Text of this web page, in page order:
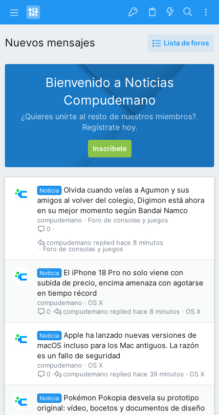
Nuevos mensajes Lista de foros
Bienvenido a Noticias
Compudemano
¿Quieres unirte al resto de nuestros miembros?.
Regístrate hoy.
Inscríbete
Noticia
Olvida cuando veías a Agumon y sus
amigos al volver del colegio, Digimon está ahora
en su mejor momento según Bandai Namco
compudemano
Foro de consolas y juegos
0
Foro de consolas y juegos
hace 8 minutos
compudemano
Noticia
El iPhone 18 Pro no solo viene con
subida de precio, encima amenaza con agotarse
en tiempo récord
compudemano
OS X
0
OS X
hace 8 minutos
compudemano
Noticia
Apple ha lanzado nuevas versiones de
macOS incluso para los Mac antiguos. La razón
es un fallo de seguridad
compudemano
OS X
0
OS X
hace 39 minutos
compudemano
Noticia
Pokémon Pokopia desvela su prototipo
original: vídeo, bocetos y documentos de diseño